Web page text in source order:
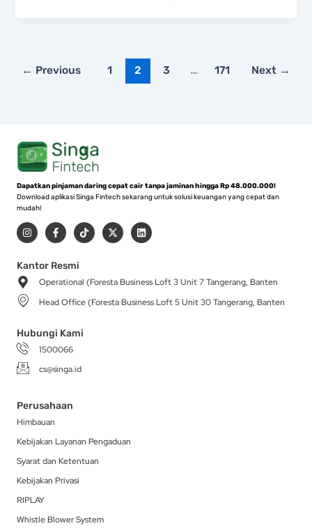
← Previous 1 2 3 … 171 Next →
Dapatkan pinjaman daring cepat cair tanpa jaminan hingga Rp 48.000.000!
Download aplikasi Singa Fintech sekarang untuk solusi keuangan yang cepat dan
mudah!
I
n
s
a
g
r
a
m
F
a
c
b
o
-
T
i
k
X
-
t
t
r
L
i
n
i
Kantor Resmi
Operational (Foresta Business Loft 3 Unit 7 Tangerang, Banten
Head Office (Foresta Business Loft 5 Unit 30 Tangerang, Banten
Hubungi Kami
1500066
cs@singa.id
Perusahaan
Himbauan
Kebijakan Layanan Pengaduan
Syarat dan Ketentuan
Kebijakan Privasi
RIPLAY
Whistle Blower System